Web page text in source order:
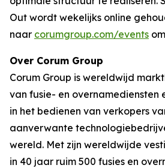
Out wordt wekelijks online
naar corumgroup.com/events
Over Corum Group
Corum Group is wereldwijd
van fusie- en overnamediensten
in het bedienen van verkopers
aanverwante
wereld. Met zijn wereldwijde
in 40 jaar ruim 500 fusies en